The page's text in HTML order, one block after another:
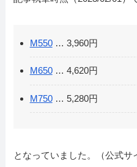
M550… 3,960円
M650… 4,620円
M750… 5,280円
となっていました。（公式サ